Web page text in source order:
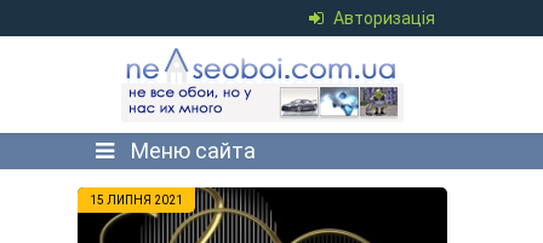
Авторизація
Меню сайта
15 ЛИПНЯ 2021